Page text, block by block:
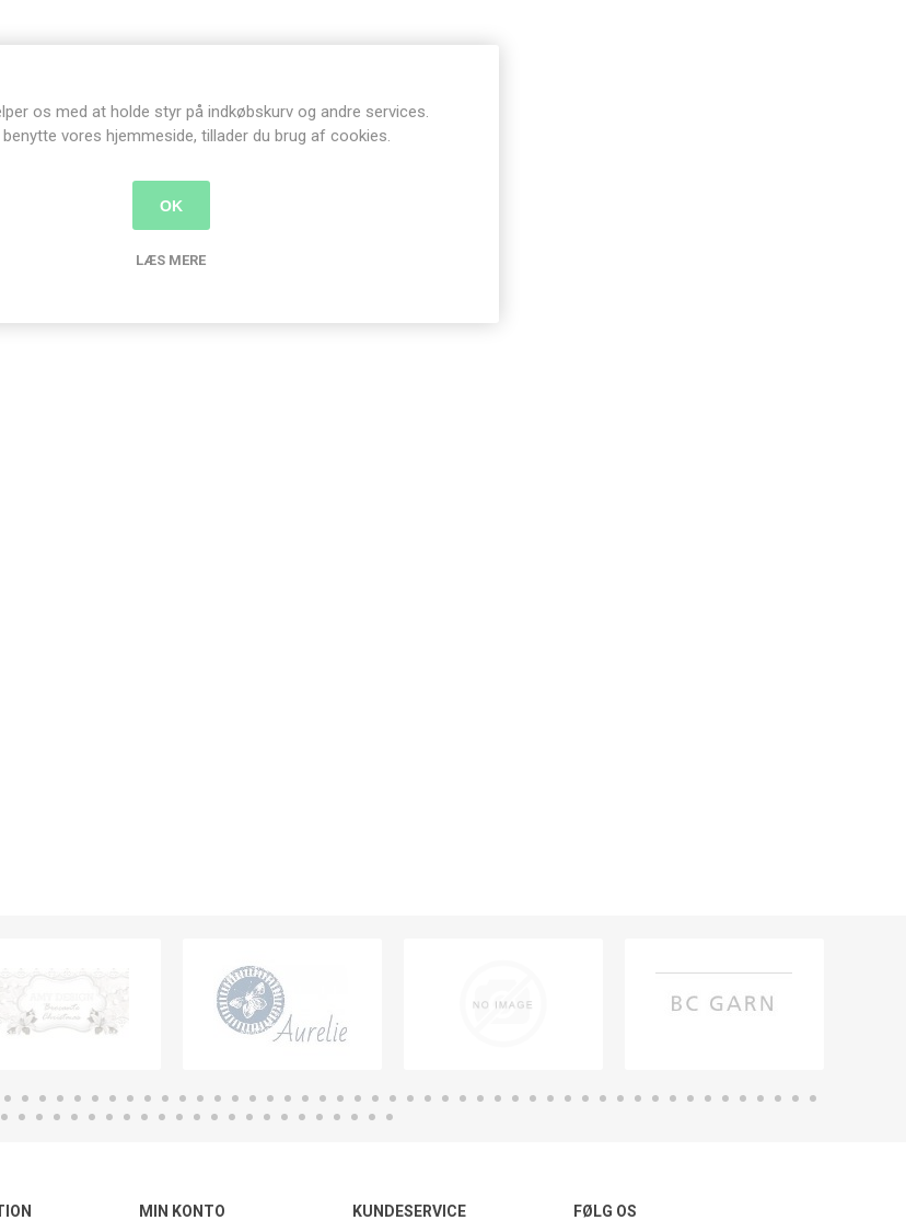
(19) , hækling (4) , bamser (3), amigurumi (3)
Relaterede produkter
MIN KONTO KUNDESERVICE FØLG OS
os med at holde styr på indkøbskurv og andre services.
vores hjemmeside, tillader du brug af cookies.
OK
LÆS MERE